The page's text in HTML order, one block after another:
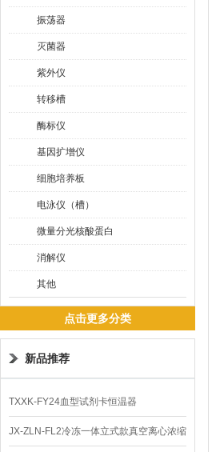
振荡器
灭菌器
紫外仪
转移槽
酶标仪
基因扩增仪
细胞培养板
电泳仪（槽）
微量分光核酸蛋白
消解仪
其他
点击更多分类
新品推荐
TXXK-FY24血型试剂卡恒温器
JX-ZLN-FL2冷冻一体立式款真空离心浓缩